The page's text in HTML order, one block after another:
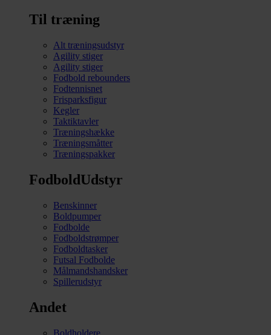
Til træning
Alt træningsudstyr
Agility stiger
Agility stiger
Fodbold rebounders
Fodtennisnet
Frisparksfigur
Kegler
Taktiktavler
Træningshække
Træningsmåtter
Træningspakker
FodboldUdstyr
Benskinner
Boldpumper
Fodbolde
Fodboldstrømper
Fodboldtasker
Futsal Fodbolde
Målmandshandsker
Spillerudstyr
Andet
Boldholdere